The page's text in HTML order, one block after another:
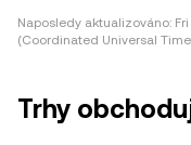
Naposledy aktualizováno:
(Coordinated Universal
Trhy